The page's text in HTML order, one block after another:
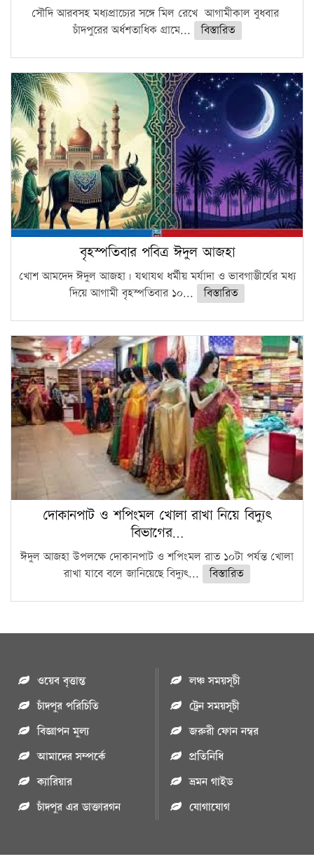
সৌদি আরবসহ মধ্যপ্রাচ্যের সঙ্গে মিল রেখে আগামীকাল বুধবার
চাঁদপুরের অর্ধশতাধিক গ্রামে...
বিস্তারিত
বৃহস্পতিবার পবিত্র ঈদুল আজহা
খোশ আমদেদ ঈদুল আজহা। যথাযথ ধর্মীয় মর্যাদা ও ভাবগাম্ভীর্যের মধ্য
দিয়ে আগামী বৃহস্পতিবার ১০...
বিস্তারিত
দোকানপাট ও শপিংমল খোলা রাখা নিয়ে বিদ্যুৎ
বিভাগের…
ঈদুল আজহা উপলক্ষে দোকানপাট ও শপিংমল রাত ১০টা পর্যন্ত খোলা
রাখা যাবে বলে জানিয়েছে বিদ্যুৎ...
বিস্তারিত
ওয়েব বৃত্তান্ত
চাঁদপুর পরিচিতি
বিজ্ঞাপন মুল্য
আমাদের সম্পর্কে
ক্যারিয়ার
চাঁদপুর এর ডাক্তারগন
লঞ্চ সময়সূচী
ট্রেন সময়সূচী
জরুরী ফোন নম্বর
প্রতিনিধি
ভ্রমন গাইড
যোগাযোগ